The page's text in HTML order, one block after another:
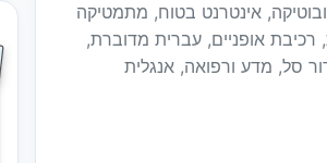
אינטרנט בטוח, מתמטיקה
רכיבת אופניים, עברית מדוברת,
סל, מדע ורפואה, אנגלית